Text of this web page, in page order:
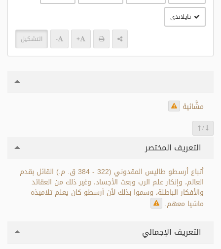
تايلاندي
+
- التشكيل
مشَّائية
/
التعريف المختصر
أتباع أرسطو طاليس المقدوني (322 - 384 ق. م.) القائل بقدم
العالم، وإنكار علم الرب وبعث الأجساد، وغير ذلك من العقائد
والأفكار الباطلة، وسموا بذلك لأن أرسطو كان يعلم تلاميذه
ماشيا معهم.
التعريف الإجمالي